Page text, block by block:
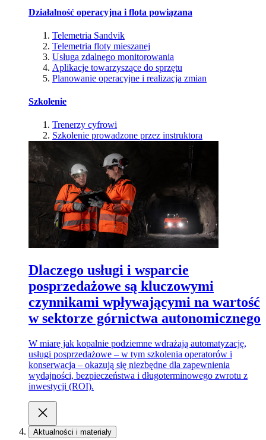
Działalność operacyjna i flota powiązana
Telemetria Sandvik
Telemetria floty mieszanej
Usługa zdalnego monitorowania
Aplikacje towarzyszące do sprzętu
Planowanie operacyjne i realizacja zmian
Szkolenie
Trenerzy cyfrowi
Szkolenie prowadzone przez instruktora
Dlaczego usługi i wsparcie
posprzedażowe są kluczowymi
czynnikami wpływającymi na wartość
w sektorze górnictwa autonomicznego
W miarę jak kopalnie podziemne wdrażają automatyzację,
usługi posprzedażowe – w tym szkolenia operatorów i
konserwacja – okazują się niezbędne dla zapewnienia
wydajności, bezpieczeństwa i długoterminowego zwrotu z
inwestycji (ROI).
Aktualności i materiały